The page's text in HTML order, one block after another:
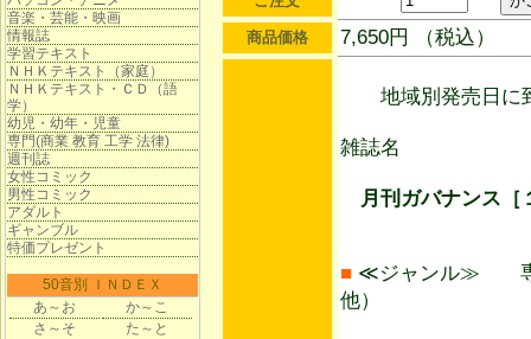
音楽・芸能・映画
情報誌
学習テキスト
ＮＨＫテキスト（家庭）
ＮＨＫテキスト・ＣＤ（語
学）
幼児・幼年・児童
専門(商業 教育 工学 法律)
週刊誌
女性コミック
男性コミック
アダルト
ギャンブル
特価プレゼント
50音別 ＩＮＤＥＸ
あ～お
か～こ
さ～そ
た～と
商品価格 7,650円 （税込）
地域別発売日に
雑誌名
月刊ガバナンス［
■ ≪ジャンル≫ 専
他）